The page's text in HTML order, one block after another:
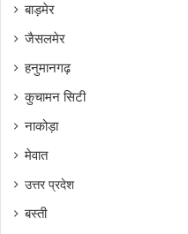
बाड़मेर
जैसलमेर
हनुमानगढ़
कुचामन सिटी
नाकोड़ा
मेवात
उत्तर प्रदेश
बस्ती